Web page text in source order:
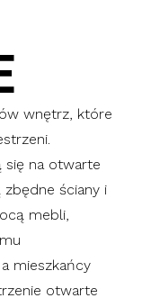
wnętrz, które
się na otwarte
zbędne ściany i
mebli,
mieszkańcy
otwarte